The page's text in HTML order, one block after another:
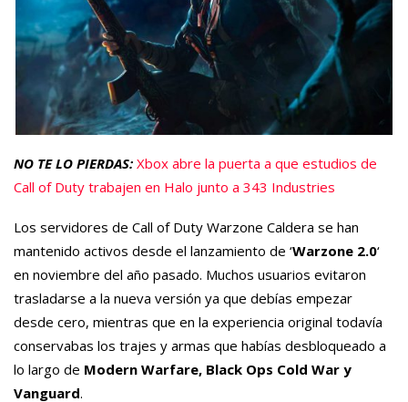
NO TE LO PIERDAS: Xbox abre la puerta a que estudios de
Call of Duty trabajen en Halo junto a 343 Industries
Los servidores de Call of Duty Warzone Caldera se han
mantenido activos desde el lanzamiento de ‘Warzone 2.0‘
en noviembre del año pasado. Muchos usuarios evitaron
trasladarse a la nueva versión ya que debías empezar
desde cero, mientras que en la experiencia original todavía
conservabas los trajes y armas que habías desbloqueado a
lo largo de Modern Warfare, Black Ops Cold War y
Vanguard.